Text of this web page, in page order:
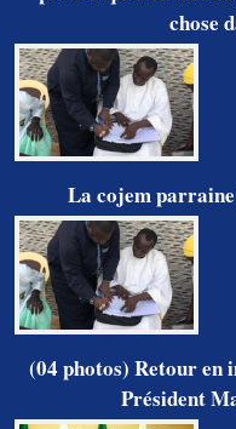
chose
La cojem
(04 photos) Retour en
Président